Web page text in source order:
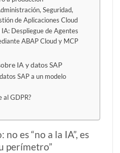
Seguridad,
de Aplicaciones Cloud
Despliegue de Agentes
ABAP Cloud y MCP
IA y datos SAP
SAP a un modelo
al GDPR?
es “no a la IA”, es
perímetro”